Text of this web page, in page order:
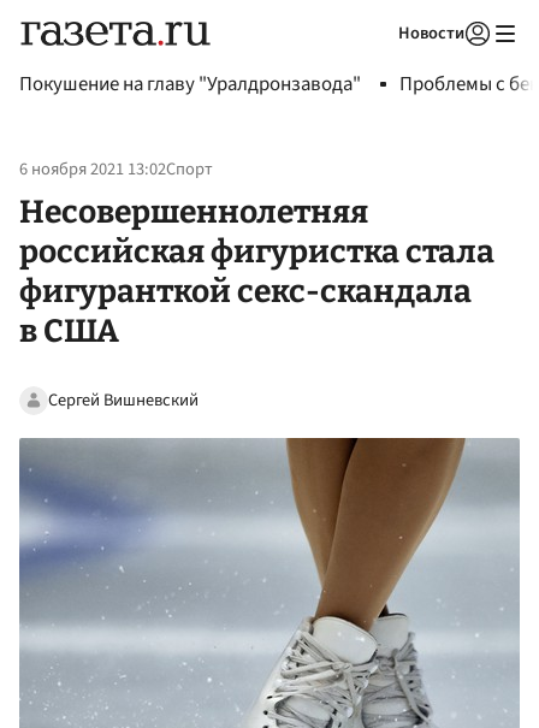
Новости
Покушение на главу "Уралдронзавода" Проблемы с
6 ноября 2021 13:02Спорт
Несовершеннолетняя
российская фигуристка стала
фигуранткой секс-скандала
в США
Сергей Вишневский